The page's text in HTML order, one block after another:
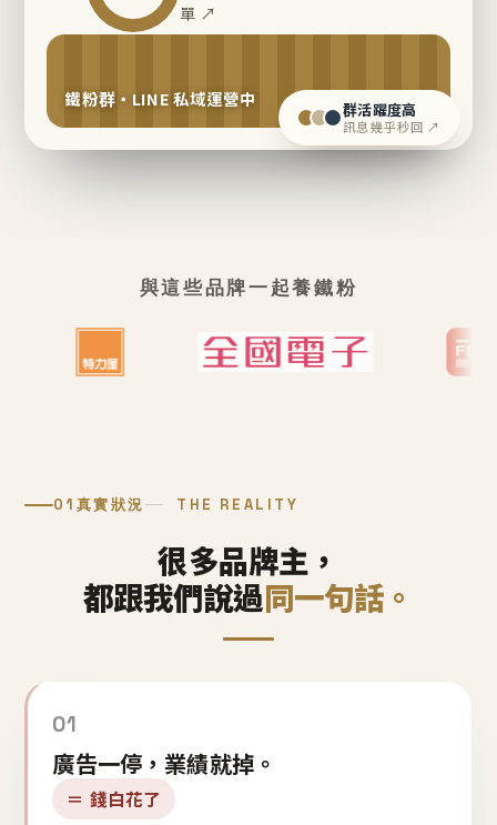
單 ↗
鐵粉群・LINE 私域運營中 群活躍度高
訊息幾乎秒回 ↗
與這些品牌一起養鐵粉
01 真實狀況 THE REALITY
很多品牌主，
都跟我們說過同一句話。
01
廣告一停，業績就掉。
＝ 錢白花了